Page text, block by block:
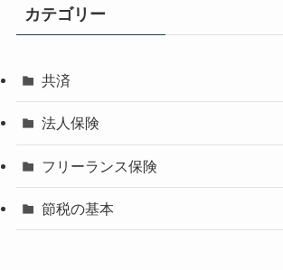
カテゴリー
共済
法人保険
フリーランス保険
節税の基本